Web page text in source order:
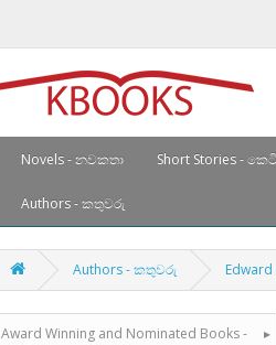
Novels - නවකතා Short Stories -
Authors - කතුවරු
Authors - කතුවරු
Award Winning and Nominated Books -